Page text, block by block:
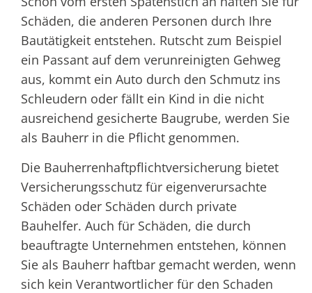
Schäden, die anderen Personen durch Ihre
Bautätigkeit entstehen. Rutscht zum Beispiel
ein Passant auf dem verunreinigten Gehweg
aus, kommt ein Auto durch den Schmutz ins
Schleudern oder fällt ein Kind in die nicht
ausreichend gesicherte Baugrube, werden Sie
als Bauherr in die Pflicht genommen.
Die Bauherrenhaftpflichtversicherung bietet
Versicherungsschutz für eigenverursachte
Schäden oder Schäden durch private
Bauhelfer. Auch für Schäden, die durch
beauftragte Unternehmen entstehen, können
Sie als Bauherr haftbar gemacht werden, wenn
sich kein Verantwortlicher für den Schaden